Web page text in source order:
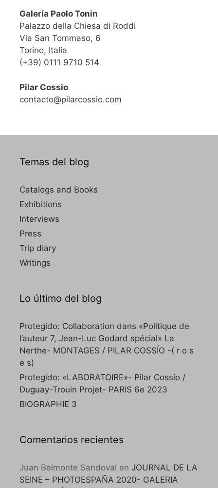
Galería Paolo Tonin
Palazzo della Chiesa di Roddi
Via San Tommaso, 6
Torino, Italia
(+39) 0111 9710 514
Pilar Cossio
contacto@pilarcossio.com
Temas del blog
Catalogs and Books
Exhibitions
Interviews
Press
Trip diary
Writings
Lo último del blog
Protegido: Collaboration dans «Politique de
l’auteur 7, Jean-Luc Godard spécial» La
Nerthe- MONTAGES / PILAR COSSÍO -( r o s
e s)
Protegido: «LABORATOIRE»- Pilar Cossío /
Duguay-Trouin Projet- PARIS 6e 2023
BIOGRAPHIE 3
Comentarios recientes
Juan Belmonte Sandoval en JOURNAL DE LA
SEINE – PHOTOESPAÑA 2020- GALERIA